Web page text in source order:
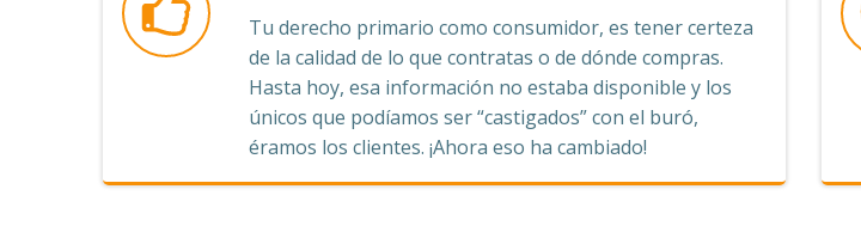
Tu derecho primario como consumidor, es tener certeza
de la calidad de lo que contratas o de dónde compras.
Hasta hoy, esa información no estaba disponible y los
únicos que podíamos ser “castigados” con el buró,
éramos los clientes. ¡Ahora eso ha cambiado!